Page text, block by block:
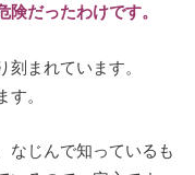
だったわけです。
まれています。
。
なじんで知っているも